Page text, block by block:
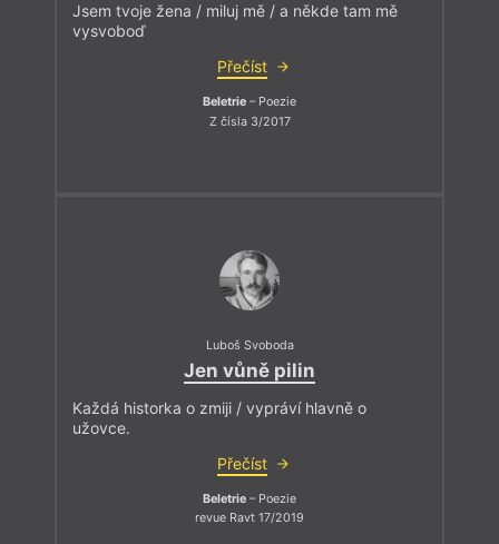
Jsem tvoje žena / miluj mě / a někde tam mě
vysvoboď
Přečíst
Beletrie – Poezie
Z čísla 3/2017
Luboš Svoboda
Jen vůně pilin
Každá historka o zmiji / vypráví hlavně o
užovce.
Přečíst
Beletrie – Poezie
revue Ravt 17/2019